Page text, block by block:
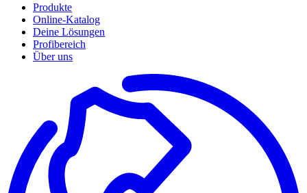
Produkte
Online-Katalog
Deine Lösungen
Profibereich
Über uns